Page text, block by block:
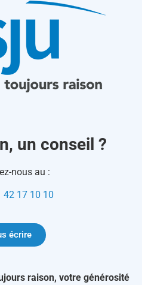
un conseil ?
nous au :
42 17 10 10
écrire
raison, votre générosité